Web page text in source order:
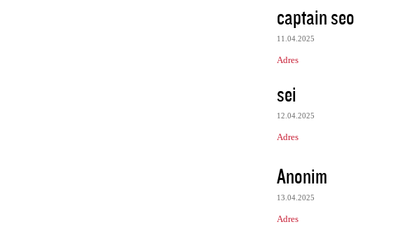
captain seo
11.04.2025
Adres
sei
12.04.2025
Adres
Anonim
13.04.2025
Adres